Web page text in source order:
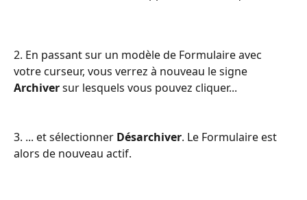
2. En passant sur un modèle de Formulaire avec
votre curseur, vous verrez à nouveau le signe
Archiver sur lesquels vous pouvez cliquer...
3. ... et sélectionner Désarchiver. Le Formulaire est
alors de nouveau actif.